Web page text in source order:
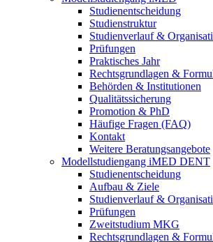
Studienentscheidung
Studienstruktur
Studienverlauf &
Prüfungen
Praktisches Jahr
Rechtsgrundlagen &
Behörden & Institutionen
Qualitätssicherung
Promotion & PhD
Häufige Fragen (FAQ)
Kontakt
Weitere Beratungsangebote
Modellstudiengang iMED DENT
Studienentscheidung
Aufbau & Ziele
Studienverlauf &
Prüfungen
Zweitstudium MKG
Rechtsgrundlagen &